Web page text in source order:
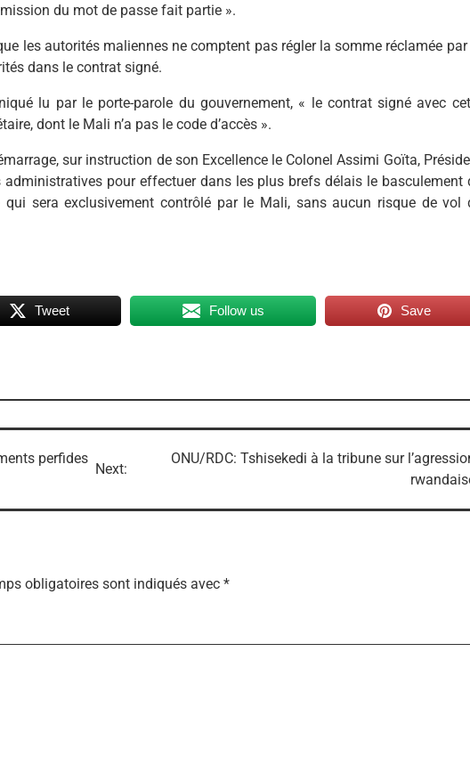
du mot de passe fait partie ».
les autorités maliennes ne comptent pas régler la somme réclamée
dans le contrat signé.
lu par le porte-parole du gouvernement, « le contrat signé avec
dont le Mali n’a pas le code d’accès ».
sur instruction de son Excellence le Colonel Assimi Goïta,
administratives pour effectuer dans les plus brefs délais le basculement
sera exclusivement contrôlé par le Mali, sans aucun risque de vol
Tweet Follow us Save
perfides
Next:
ONU/RDC: Tshisekedi à la tribune sur
obligatoires sont indiqués avec *